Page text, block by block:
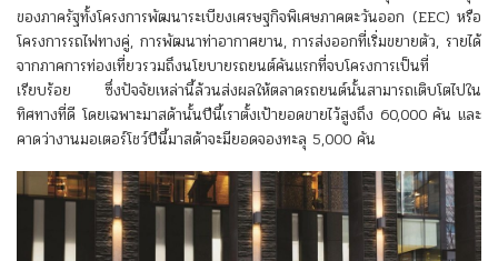
ของภาครัฐทั้งโครงการพัฒนาระเบียงเศรษฐกิจพิเศษภาคตะวันออก (EEC) หรือ
โครงการรถไฟทางคู่, การพัฒนาท่าอากาศยาน, การส่งออกที่เริ่มขยายตัว, รายได้
จากภาคการท่องเที่ยวรวมถึงนโยบายรถยนต์คันแรกที่จบโครงการเป็นที่
เรียบร้อย ซึ่งปัจจัยเหล่านี้ล้วนส่งผลให้ตลาดรถยนต์นั้นสามารถเติบโตไปใน
ทิศทางที่ดี โดยเฉพาะมาสด้านั้นปีนี้เราตั้งเป้ายอดขายไว้สูงถึง 60,000 คัน และ
คาดว่างานมอเตอร์โชว์ปีนี้มาสด้าจะมียอดจองทะลุ 5,000 คัน